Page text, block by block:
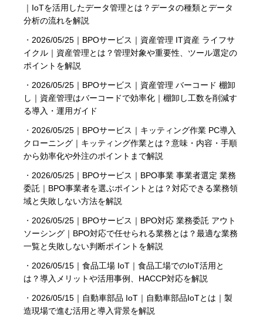
｜IoTを活用したデータ管理とは？データの種類とデータ
分析の流れを解説
・ 2026/05/25｜BPOサービス｜資産管理 IT資産 ライフサ
イクル｜資産管理とは？管理対象や重要性、ツール選定の
ポイントを解説
・ 2026/05/25｜BPOサービス｜資産管理 バーコード 棚卸
し｜資産管理はバーコードで効率化｜棚卸し工数を削減す
る導入・運用ガイド
・ 2026/05/25｜BPOサービス｜キッティング作業 PC導入
クローニング｜キッティング作業とは？意味・内容・手順
から効率化や外注のポイントまで解説
・ 2026/05/25｜BPOサービス｜BPO事業 事業者選定 業務
委託｜BPO事業者を選ぶポイントとは？対応できる業務領
域と失敗しない方法を解説
・ 2026/05/25｜BPOサービス｜BPO対応 業務委託 アウト
ソーシング｜BPO対応で任せられる業務とは？最適な業務
一覧と失敗しない判断ポイントを解説
・ 2026/05/15｜食品工場 IoT｜食品工場でのIoT活用と
は？導入メリットや活用事例、HACCP対応を解説
・ 2026/05/15｜自動車部品 IoT｜自動車部品IoTとは｜製
造現場で進む活用と導入背景を解説